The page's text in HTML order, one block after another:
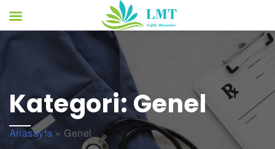
Kategori:Genel
Anasayfa » Genel